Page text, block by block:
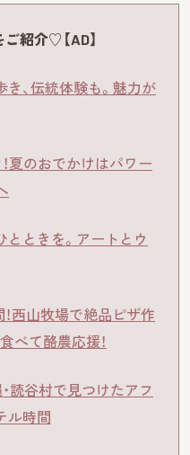
紹介♡【AD】
、伝統体験も。魅力が
夏のおでかけはパワー
ときを。アートとウ
！西山牧場で絶品ピザ作
べて酪農応援！
読谷村で見つけたアフ
ル時間